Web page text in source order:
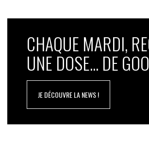
CHAQUE MARDI,
UNE DOSE... DE
JE DÉCOUVRE LA NEWS !